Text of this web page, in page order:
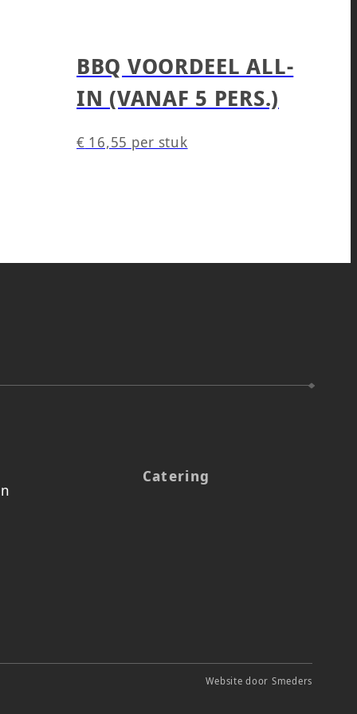
BBQ VOORDEEL ALL-
IN (VANAF 5 PERS.)
€ 16,55 per stuk
Catering
Website door Smeders